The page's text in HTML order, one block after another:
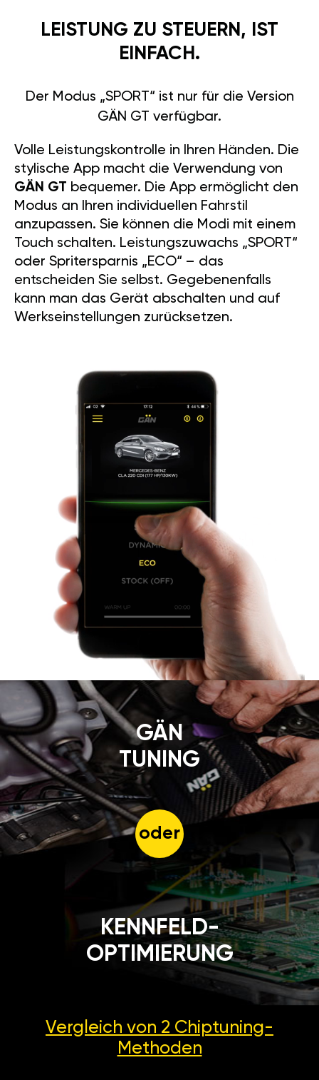
LEISTUNG ZU STEUERN, IST
EINFACH.
Der Modus „SPORT“ ist nur für die Version
GÄN GT verfügbar.
Volle Leistungskontrolle in Ihren Händen. Die
stylische App macht die Verwendung von
GÄN GT bequemer. Die App ermöglicht den
Modus an Ihren individuellen Fahrstil
anzupassen. Sie können die Modi mit einem
Touch schalten. Leistungszuwachs „SPORT“
oder Spritersparnis „ECO“ – das
entscheiden Sie selbst. Gegebenenfalls
kann man das Gerät abschalten und auf
Werkseinstellungen zurücksetzen.
GÄN
TUNING
oder
KENNFELD-
OPTIMIERUNG
Vergleich von 2 Chiptuning-
Methoden